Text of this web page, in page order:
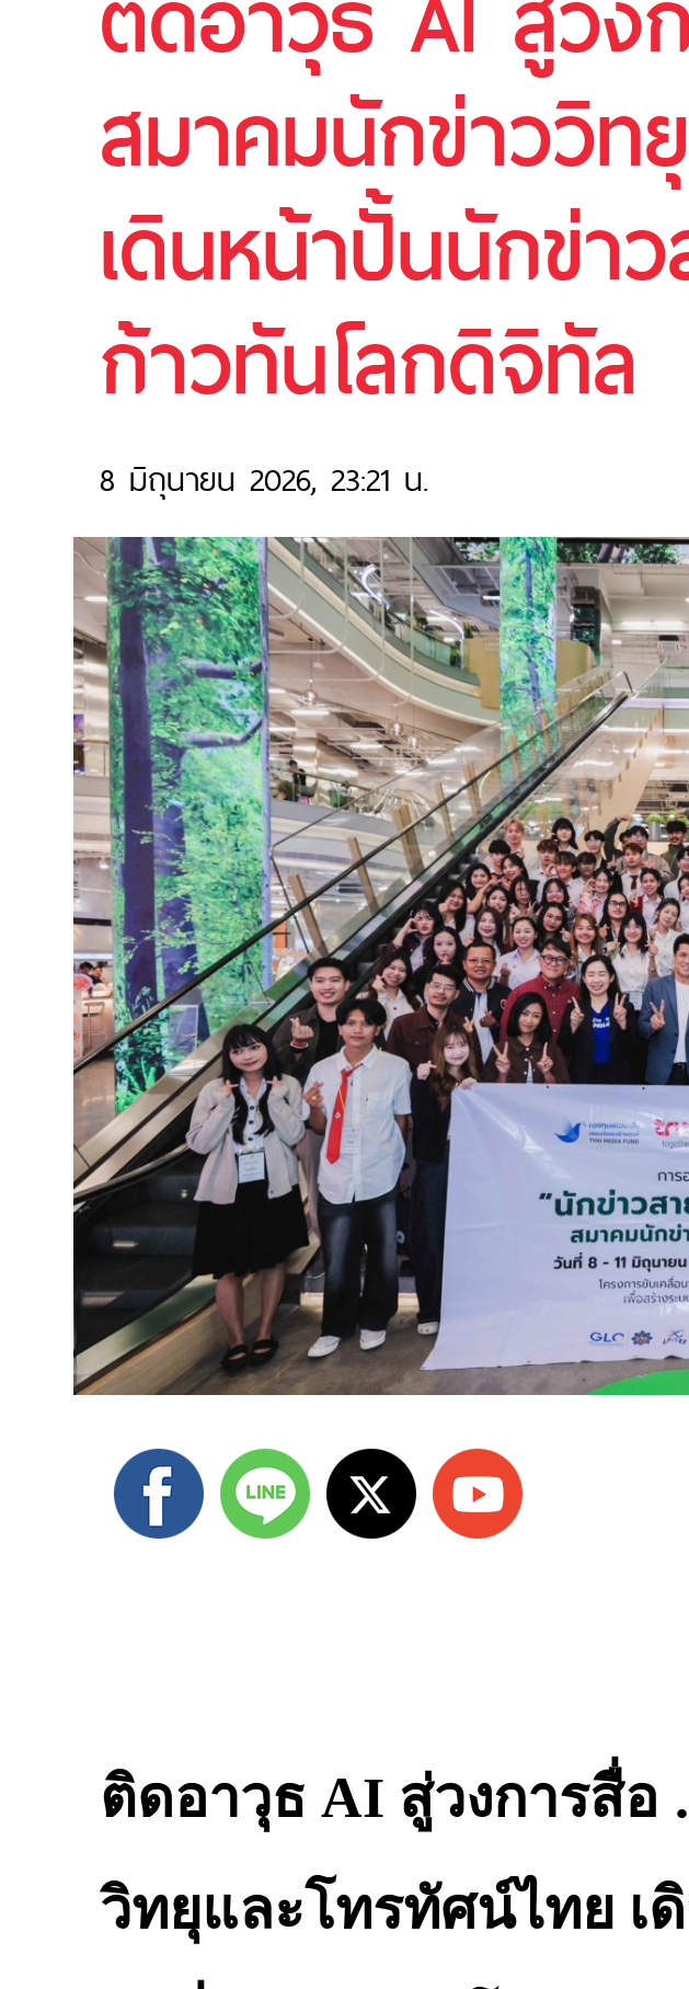
สมาคมนักข่าววิท
เดินหน้าปั้นนักข่า
ก้าวทันโลกดิจิทัล
8 มิถุนายน 2026, 23:21 น.
ติดอาวุธ AI สู่วงการสื่
วิทยุและโทรทัศน์ไทย